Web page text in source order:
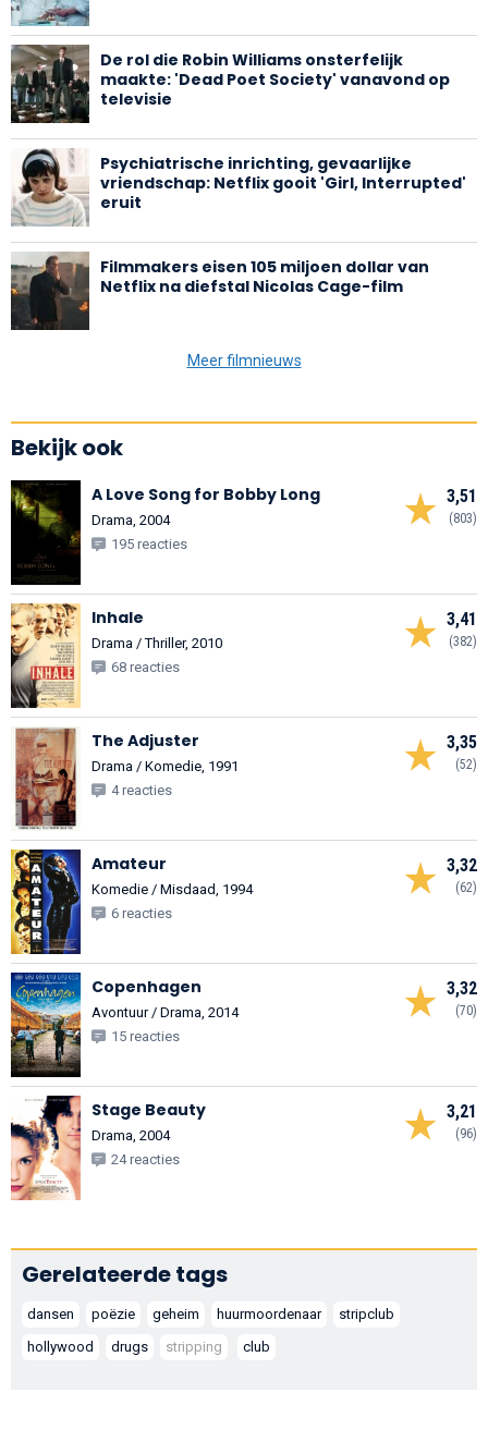
De rol die Robin Williams onsterfelijk
maakte: 'Dead Poet Society' vanavond op
televisie
Psychiatrische inrichting, gevaarlijke
vriendschap: Netflix gooit 'Girl, Interrupted'
eruit
Filmmakers eisen 105 miljoen dollar van
Netflix na diefstal Nicolas Cage-film
Meer filmnieuws
Bekijk ook
3,51
(803)
A Love Song for Bobby Long
Drama, 2004
195 reacties
3,41
(382)
Inhale
Drama / Thriller, 2010
68 reacties
3,35
(52)
The Adjuster
Drama / Komedie, 1991
4 reacties
3,32
(62)
Amateur
Komedie / Misdaad, 1994
6 reacties
3,32
(70)
Copenhagen
Avontuur / Drama, 2014
15 reacties
3,21
(96)
Stage Beauty
Drama, 2004
24 reacties
Gerelateerde tags
dansen poëzie geheim huurmoordenaar
stripclub
hollywood
drugs stripping club